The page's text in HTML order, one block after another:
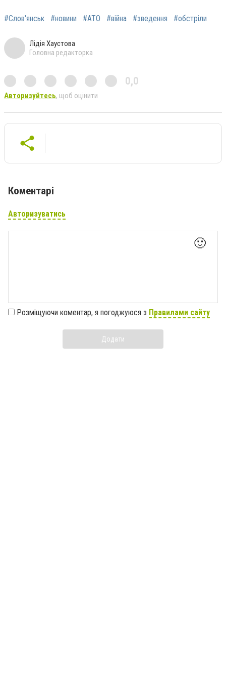
#Слов'янськ #новини #АТО #війна #зведення #обстріли
Лідія Хаустова
Головна редакторка
0,0
Авторизуйтесь, щоб оцінити
Коментарі
Авторизуватись
🙂
Розміщуючи коментар, я погоджуюся з Правилами сайту
Додати